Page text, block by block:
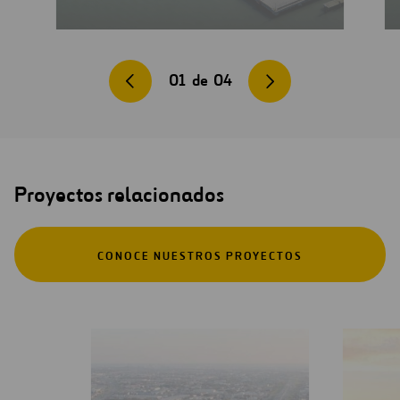
01 de 04
Proyectos relacionados
CONOCE NUESTROS PROYECTOS